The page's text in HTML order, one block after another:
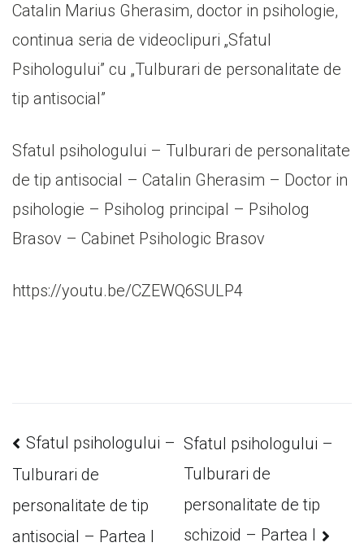
Catalin Marius Gherasim, doctor in psihologie,
continua seria de videoclipuri „Sfatul
Psihologului” cu „Tulburari de personalitate de
tip antisocial”
Sfatul psihologului – Tulburari de personalitate
de tip antisocial – Catalin Gherasim – Doctor in
psihologie – Psiholog principal – Psiholog
Brasov – Cabinet Psihologic Brasov
https://youtu.be/CZEWQ6SULP4
Navigare
în
Sfatul psihologului –
Tulburari de
personalitate de tip
antisocial – Partea I
Sfatul psihologului –
Tulburari de
personalitate de tip
schizoid – Partea I